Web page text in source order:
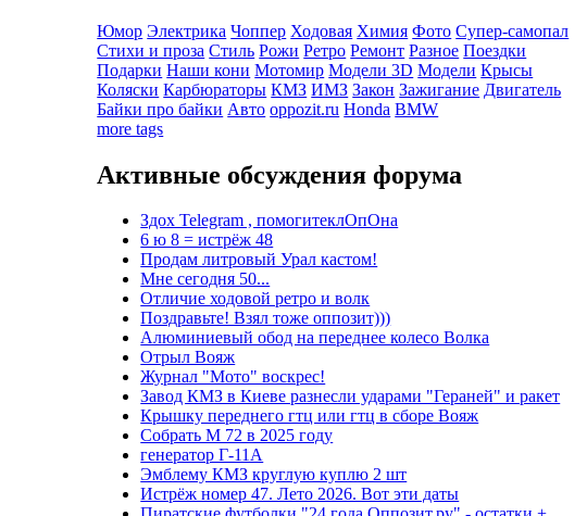
Юмор Электрика Чоппер Ходовая Химия Фото Супер-самопал
Стихи и проза Стиль Рожи Ретро Ремонт Разное Поездки
Подарки Наши кони Мотомир Модели 3D Модели Крысы
Коляски Карбюраторы КМЗ ИМЗ Закон Зажигание Двигатель
Байки про байки Авто oppozit.ru Honda BMW
more tags
Активные обсуждения форума
Здох Telegram , помогитеклОпОна
6 ю 8 = истрёж 48
Продам литровый Урал кастом!
Мне сегодня 50...
Отличие ходовой ретро и волк
Поздравьте! Взял тоже оппозит)))
Алюминиевый обод на переднее колесо Волка
Отрыл Вояж
Журнал "Мото" воскрес!
Завод КМЗ в Киеве разнесли ударами "Гераней" и ракет
Крышку переднего гтц или гтц в сборе Вояж
Собрать М 72 в 2025 году
генератор Г-11А
Эмблему КМЗ круглую куплю 2 шт
Истрёж номер 47. Лето 2026. Вот эти даты